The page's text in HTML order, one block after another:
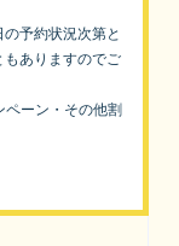
予約状況次第と
ありますのでご
ペーン・その他割